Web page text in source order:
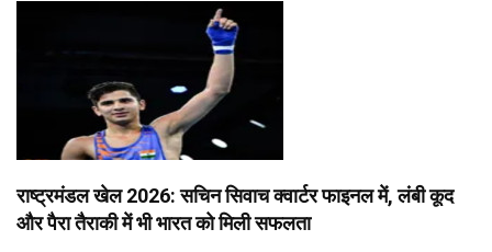
राष्ट्रमंडल खेल 2026: सचिन सिवाच क्वार्टर फाइनल में, लंबी कूद
और पैरा तैराकी में भी भारत को मिली सफलता